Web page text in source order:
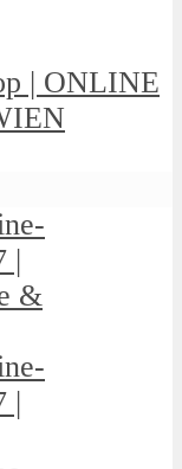
| ONLINE
|
&
|